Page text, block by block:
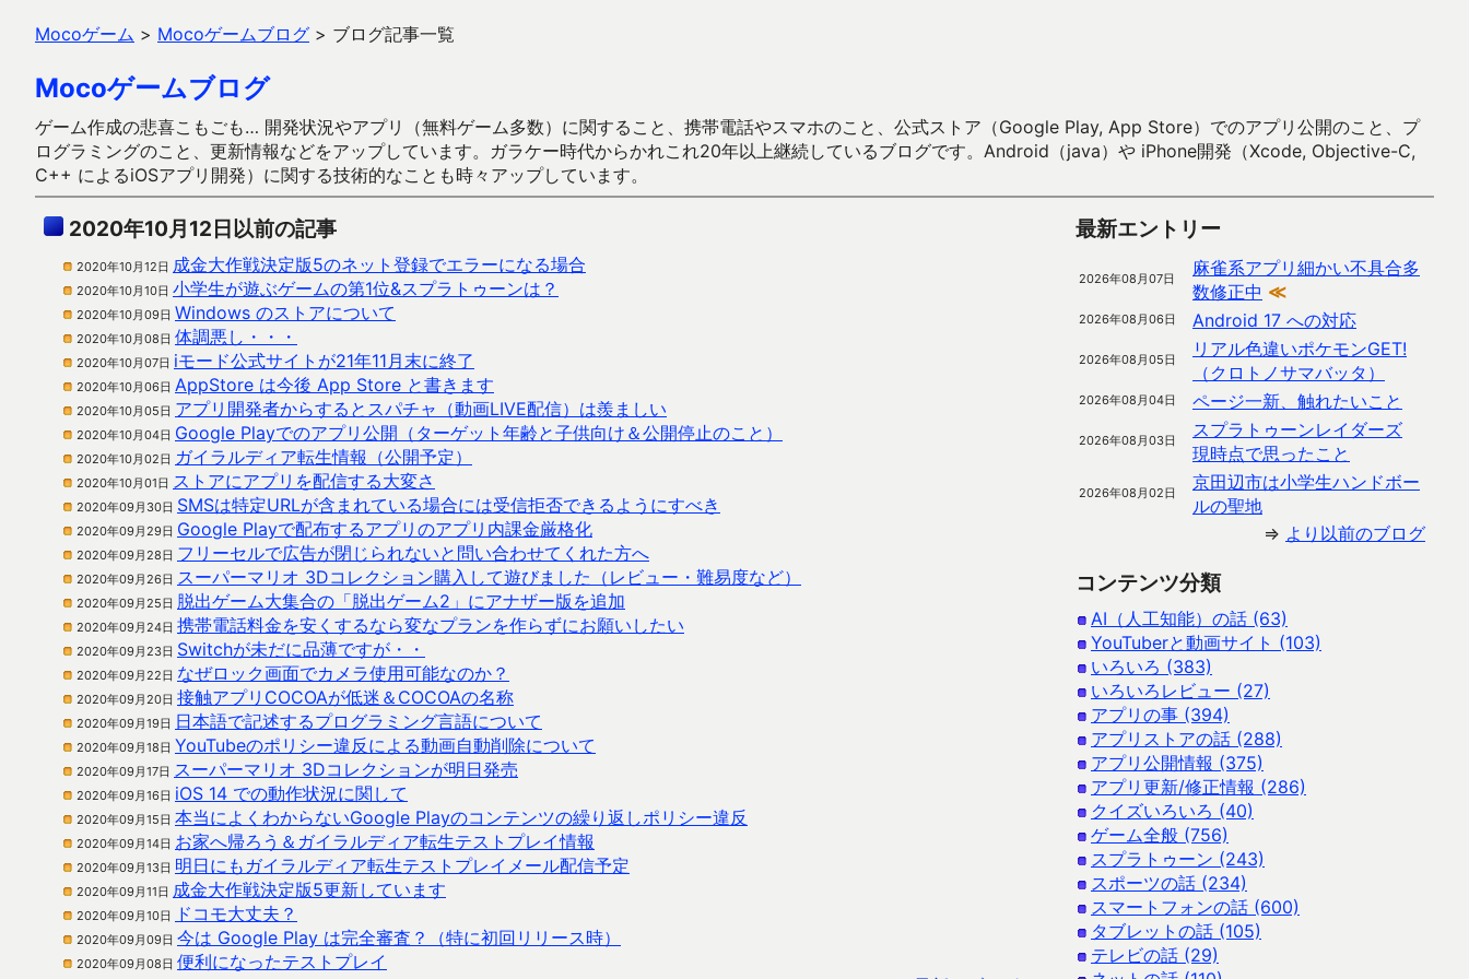
Mocoゲーム > Mocoゲームブログ > ブログ記事一覧
Mocoゲームブログ
ゲーム作成の悲喜こもごも… 開発状況やアプリ（無料ゲーム多数）に関すること、携帯電話やスマホのこと、公式ストア（Google Play, App Store）でのアプリ公開のこと、プ
ログラミングのこと、更新情報などをアップしています。ガラケー時代からかれこれ20年以上継続しているブログです。Android（java）や iPhone開発（Xcode, Objective-C,
C++ によるiOSアプリ開発）に関する技術的なことも時々アップしています。
2020年10月12日以前の記事
2020年10月12日 成金大作戦決定版5のネット登録でエラーになる場合
2020年10月10日 小学生が遊ぶゲームの第1位&スプラトゥーンは？
2020年10月09日 Windows のストアについて
2020年10月08日 体調悪し・・・
2020年10月07日 iモード公式サイトが21年11月末に終了
2020年10月06日 AppStore は今後 App Store と書きます
2020年10月05日 アプリ開発者からするとスパチャ（動画LIVE配信）は羨ましい
2020年10月04日 Google Playでのアプリ公開（ターゲット年齢と子供向け＆公開停止のこと）
2020年10月02日 ガイラルディア転生情報（公開予定）
2020年10月01日 ストアにアプリを配信する大変さ
2020年09月30日 SMSは特定URLが含まれている場合には受信拒否できるようにすべき
2020年09月29日 Google Playで配布するアプリのアプリ内課金厳格化
2020年09月28日 フリーセルで広告が閉じられないと問い合わせてくれた方へ
2020年09月26日 スーパーマリオ 3Dコレクション購入して遊びました（レビュー・難易度など）
2020年09月25日 脱出ゲーム大集合の「脱出ゲーム2」にアナザー版を追加
2020年09月24日 携帯電話料金を安くするなら変なプランを作らずにお願いしたい
2020年09月23日 Switchが未だに品薄ですが・・
2020年09月22日 なぜロック画面でカメラ使用可能なのか？
2020年09月20日 接触アプリCOCOAが低迷＆COCOAの名称
2020年09月19日 日本語で記述するプログラミング言語について
2020年09月18日 YouTubeのポリシー違反による動画自動削除について
2020年09月17日 スーパーマリオ 3Dコレクションが明日発売
2020年09月16日 iOS 14 での動作状況に関して
2020年09月15日 本当によくわからないGoogle Playのコンテンツの繰り返しポリシー違反
2020年09月14日 お家へ帰ろう＆ガイラルディア転生テストプレイ情報
2020年09月13日 明日にもガイラルディア転生テストプレイメール配信予定
2020年09月11日 成金大作戦決定版5更新しています
2020年09月10日 ドコモ大丈夫？
2020年09月09日 今は Google Play は完全審査？（特に初回リリース時）
2020年09月08日 便利になったテストプレイ
最新エントリー
2026年08月07日
麻雀系アプリ細かい不具合多
数修正中 ≪
2026年08月06日 Android 17 への対応
2026年08月05日
リアル色違いポケモンGET!
（クロトノサマバッタ）
2026年08月04日 ページ一新、触れたいこと
2026年08月03日
スプラトゥーンレイダーズ
現時点で思ったこと
2026年08月02日
京田辺市は小学生ハンドボー
ルの聖地
⇒ より以前のブログ
コンテンツ分類
AI（人工知能）の話 (63)
YouTuberと動画サイト (103)
いろいろ (383)
いろいろレビュー (27)
アプリの事 (394)
アプリストアの話 (288)
アプリ公開情報 (375)
アプリ更新/修正情報 (286)
クイズいろいろ (40)
ゲーム全般 (756)
スプラトゥーン (243)
スポーツの話 (234)
スマートフォンの話 (600)
タブレットの話 (105)
テレビの話 (29)